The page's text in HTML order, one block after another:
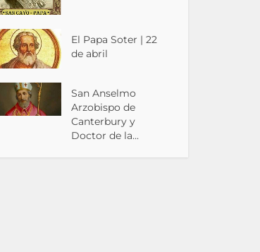
El Papa Soter | 22
de abril
San Anselmo
Arzobispo de
Canterbury y
Doctor de la...